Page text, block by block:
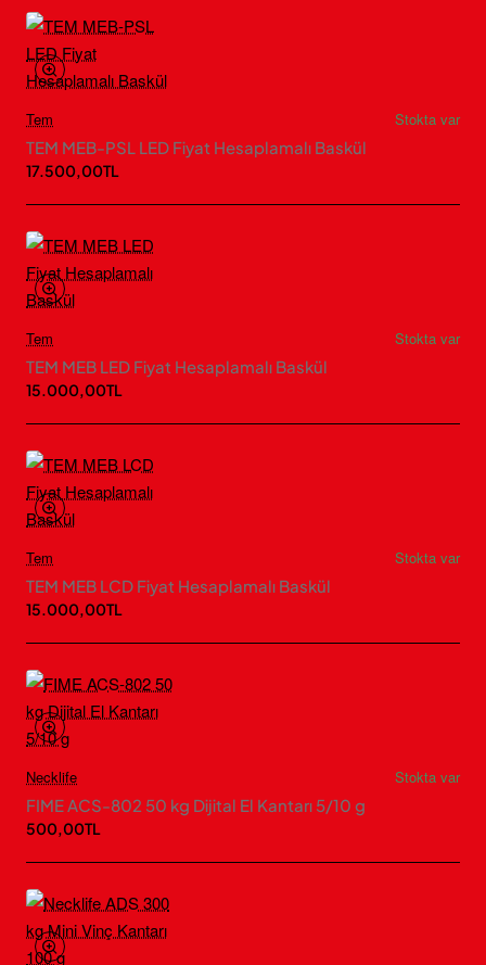
Tem
Stokta var
TEM MEB-PSL LED Fiyat Hesaplamalı Baskül
17.500,00TL
Tem
Stokta var
TEM MEB LED Fiyat Hesaplamalı Baskül
15.000,00TL
Tem
Stokta var
TEM MEB LCD Fiyat Hesaplamalı Baskül
15.000,00TL
Necklife
Stokta var
FIME ACS-802 50 kg Dijital El Kantarı 5/10 g
500,00TL